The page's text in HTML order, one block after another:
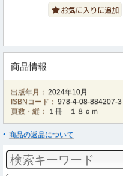
商品情報
出版年月： 2024年10月
ISBNコード： 978-4-08-884207-3
頁数・縦：
１冊 １８ｃｍ
商品の返品について